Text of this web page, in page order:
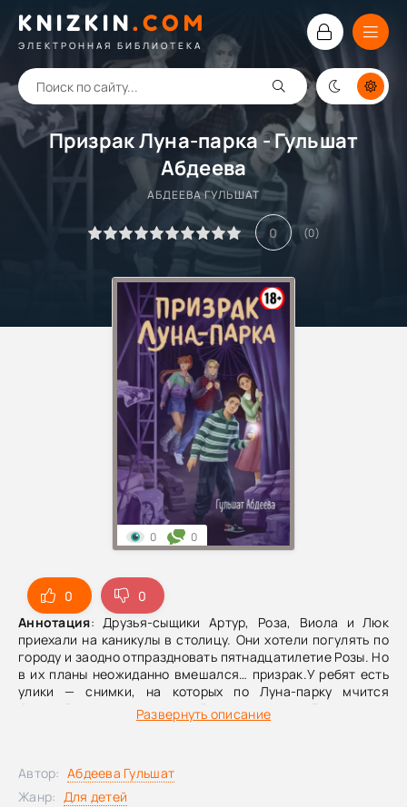
KNIZKIN. COM
ЭЛЕКТРОННАЯ БИБЛИОТЕКА
Призрак Луна-парка - Гульшат
Абдеева
АБДЕЕВА ГУЛЬШАТ
0 (0)
0
0
Аннотация: Друзья-сыщики Артур, Роза, Виола и Люк
приехали на каникулы в столицу. Они хотели погулять по
городу и заодно отпраздновать пятнадцатилетие Розы. Но
в их планы неожиданно вмешался… призрак.У ребят есть
улики — снимки, на которых по Луна-парку мчится
бледный, полупрозрачный силуэт. Друзья в
замешательстве: все знают, что привидений не
бывают или за «явлением» скрывается чья-то недобрая
шутка?
Развернуть описание
0 0
Автор: Абдеева Гульшат
Жанр: Для детей